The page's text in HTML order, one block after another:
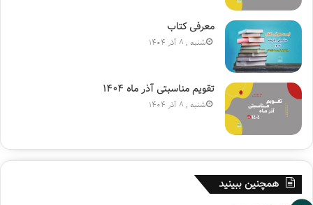
معرفی کتاب
شنبه , 8 آذر 1404
تقویم مناسبتی آذر ماه ۱۴۰۴
شنبه , 8 آذر 1404
همچنین ببینید